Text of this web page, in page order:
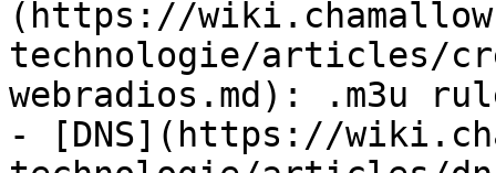
(https://
technologie/articles/
webradios.md): .m3u
- [DNS](https://